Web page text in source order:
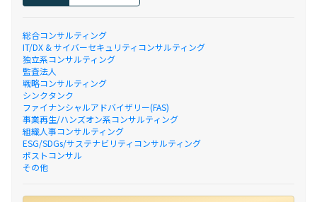
総合コンサルティング
IT/DX & サイバーセキュリティコンサルティング
独立系コンサルティング
監査法人
戦略コンサルティング
シンクタンク
ファイナンシャルアドバイザリー(FAS)
事業再生/ハンズオン系コンサルティング
組織人事コンサルティング
ESG/SDGs/サステナビリティコンサルティング
ポストコンサル
その他